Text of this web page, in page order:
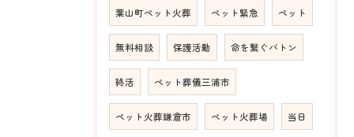
葉山町ペット火葬 ペット緊急 ペット
無料相談 保護活動 命を繋ぐバトン
終活 ペット葬儀三浦市
ペット火葬鎌倉市 ペット火葬場 当日